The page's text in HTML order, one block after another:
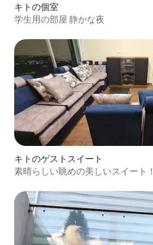
キトの個室
学生用の部屋 静かな夜
キトのゲストスイート
素晴らしい眺めの美しいスイート！